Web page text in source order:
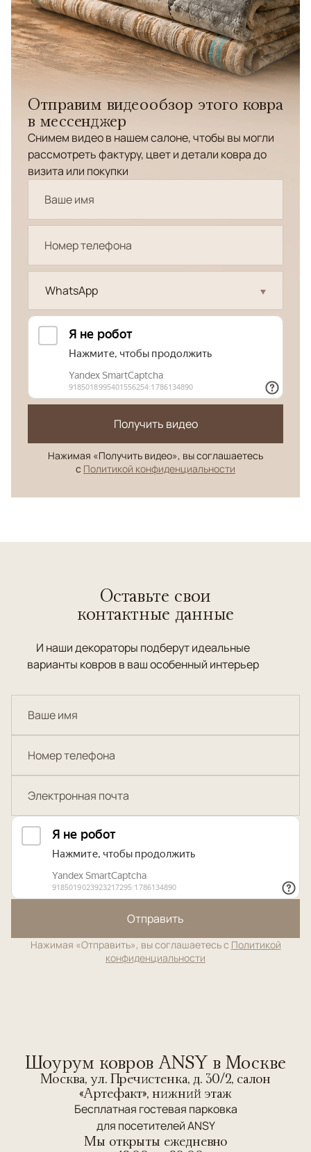
Отправим видеообзор этого ковра
в мессенджер
Снимем видео в нашем салоне, чтобы вы могли
рассмотреть фактуру, цвет и детали ковра до
визита или покупки
WhatsApp
Получить видео
Нажимая «Получить видео», вы соглашаетесь
с Политикой конфиденциальности
Оставьте свои
контактные данные
И наши декораторы подберут идеальные
варианты ковров в ваш особенный интерьер
Отправить
Нажимая «Отправить», вы соглашаетесь с Политикой
конфиденциальности
Шоурум ковров ANSY в Москве
Москва, ул. Пречистенка, д. 30/2, салон
«Артефакт», нижний этаж
Бесплатная гостевая парковка
для посетителей ANSY
Мы открыты ежедневно